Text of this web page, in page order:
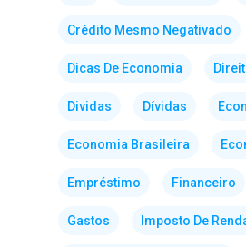
Crédito Mesmo Negativado
Dicas De Economia
Dividas Dívidas
Economia Brasileira
Empréstimo Financeiro
Gastos Imposto De